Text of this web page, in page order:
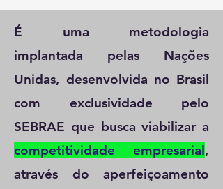
É uma metodologia
implantada pelas Nações
Unidas, desenvolvida no Brasil
com exclusividade pelo
SEBRAE que busca viabilizar a
competitividade empresarial,
através do aperfeiçoamento